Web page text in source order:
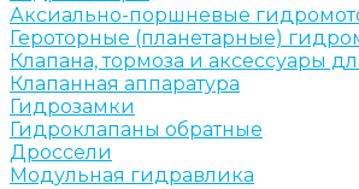
Аксиально-поршневые
Героторные (планетарные)
Клапана, тормоза и аксессуары
Клапанная аппаратура
Гидрозамки
Гидроклапаны обратные
Дроссели
Модульная гидравлика